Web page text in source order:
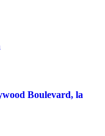
Boulevard, la